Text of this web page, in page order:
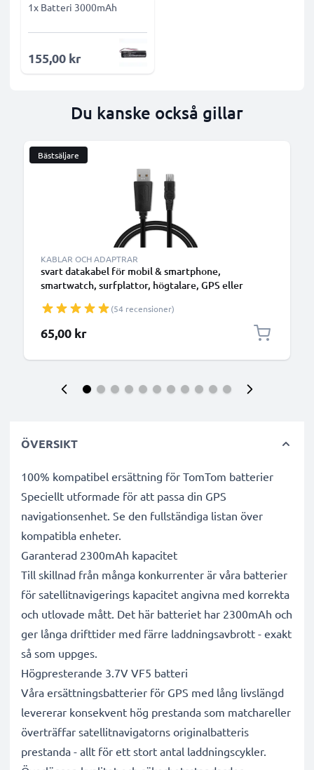
1x Batteri 3000mAh
155,00 kr
Du kanske också gillar
Bästsäljare
KABLAR OCH ADAPTRAR
svart datakabel för mobil & smartphone,
smartwatch, surfplattor, högtalare, GPS eller
sladd
(54 recensioner)
65,00 kr
ÖVERSIKT
100% kompatibel ersättning för TomTom batterier
Speciellt utformade för att passa din GPS
navigationsenhet. Se den fullständiga listan över
kompatibla enheter.
Garanterad 2300mAh kapacitet
Till skillnad från många konkurrenter är våra batterier
för satellitnavigerings kapacitet angivna med korrekta
och utlovade mått. Det här batteriet har 2300mAh och
ger långa drifttider med färre laddningsavbrott - exakt
så som uppges.
Högpresterande 3.7V VF5 batteri
Våra ersättningsbatterier för GPS med lång livslängd
levererar konsekvent hög prestanda som matchareller
överträffar satellitnavigatorns originalbatteris
prestanda - allt för ett stort antal laddningscykler.